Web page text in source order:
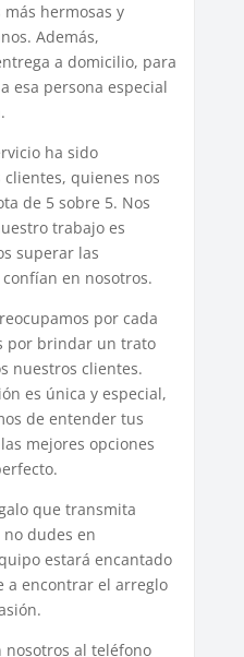
hermosas y
Además,
a domicilio, para
esa persona especial
ha sido
quienes nos
de 5 sobre 5. Nos
trabajo es
superar las
en nosotros.
por cada
por brindar un trato
nuestros clientes.
es única y especial,
de entender tus
mejores opciones
que transmita
dudes en
estará encantado
a encontrar el arreglo
nosotros al teléfono